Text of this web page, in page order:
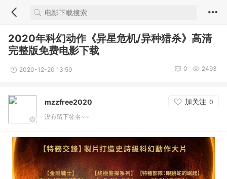
2020年科幻动作《异星危机/异种猎杀》高清
完整版免费电影下载
2020-12-20 13:59 2493
0
mzzfree2020 加关注 0
没有留下签名~~